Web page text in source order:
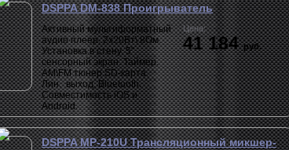
DSPPA DM-838 Проигрыватель
Активный мультиформатный
аудио плеер. 2х20Вт\ 8Ом.
Установка в стену. 5"
сенсорный экран. Таймер.
AM\FM тюнер SD-карта.
Лин. выход. Bluetooth.
Совместимость iOS и
Android.
Цена:
41 184руб.
DSPPA MP-210U Трансляционный микшер-